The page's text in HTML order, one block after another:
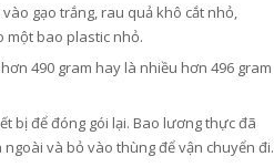
gạo trắng, rau quả khô cắt nhỏ,
một bao plastic nhỏ.
490 gram hay là nhiều hơn 496 gram
bị để đóng gói lại. Bao lương thực đã
và bỏ vào thùng để vận chuyển đi.